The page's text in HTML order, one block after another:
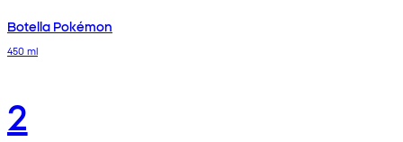
Botella Pokémon
450 ml
2